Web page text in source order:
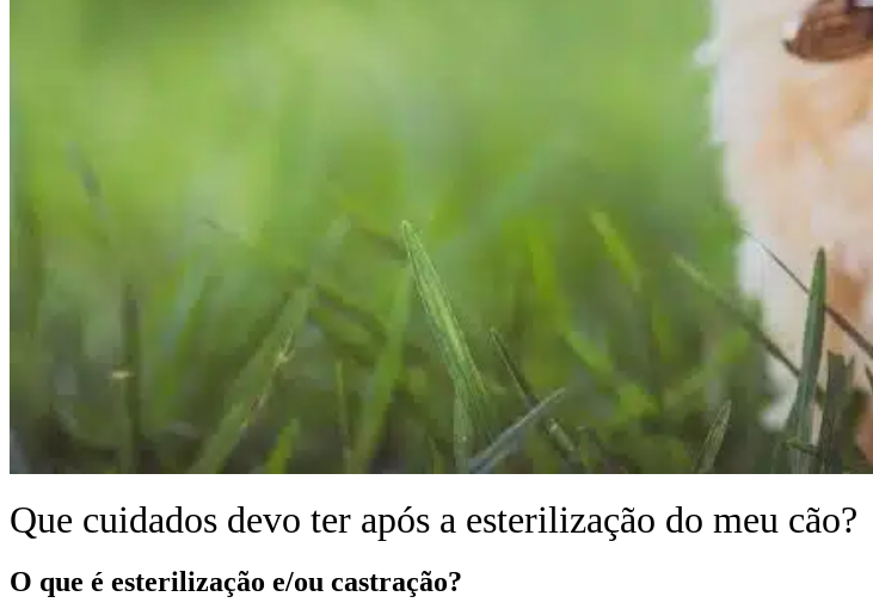
Que cuidados devo ter após a esterilização do meu cão?
O que é esterilização e/ou castração?